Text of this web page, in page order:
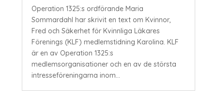
Operation 1325:s ordförande Maria
Sommardahl har skrivit en text om Kvinnor,
Fred och Säkerhet för Kvinnliga Läkares
Förenings (KLF) medlemstidning Karolina. KLF
är en av Operation 1325:s
medlemsorganisationer och en av de största
intresseföreningarna inom...